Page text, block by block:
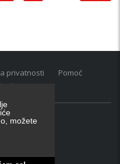
možete
privatnosti
Pomoć
|auti.hr
kn